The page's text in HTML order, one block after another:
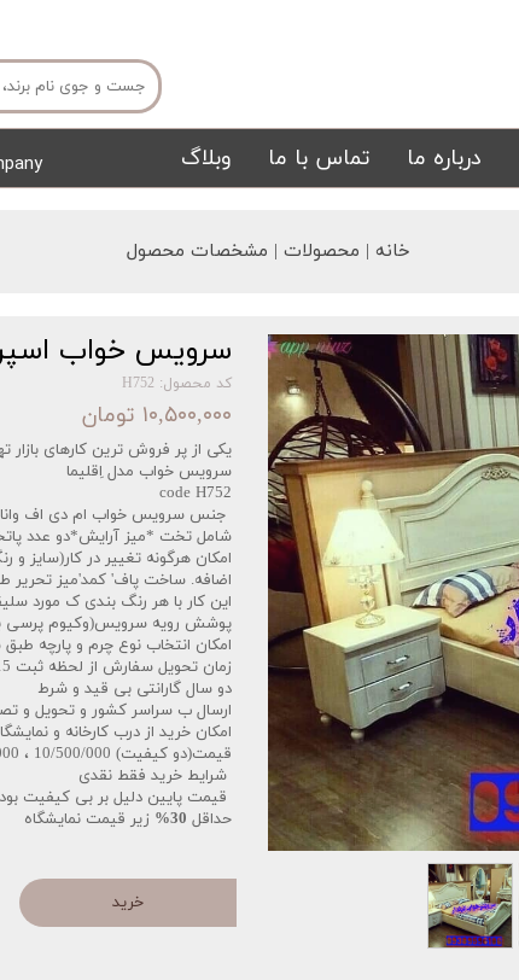
تشک تابلو
درباره ما تماس با ما وبلاگ
خانه | محصولات | مشخصات محصول
سرویس خواب
کد محصول: H752
۱۰,۵۰۰,۰۰۰ تومان
یکی از پر فروش ترین کارهای بازار
سرویس خواب مدل اِقلیما
code H752
جنس سرویس خواب ام دی اف
شامل تخت *میز آرایش*دو عدد
امکان هرگونه تغییر در کار(سایز
اضافه. ساخت پاف' کمد'میز تحریر
این کار با هر رنگ بندی ک مورد
پوشش رویه سرویس(وکیوم پرسی
امکان انتخاب نوع چرم و پارچه
زمان تحویل سفارش از لحظه ثبت 15الی 25 روز کاری میباشد
دو سال گارانتی بی قید و شرط
ارسال ب سراسر کشور و تحویل و
امکان خرید از درب کارخانه و
قیمت(دو کیفیت) 10/500/000 ، 11/500/000
شرایط خرید فقط نقدی
قیمت پایین دلیل بر بی کیفیت
حداقل 30% زیر قیمت نمایشگاه
خرید